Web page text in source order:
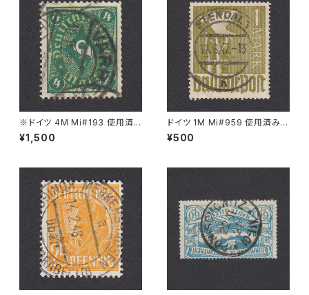
※ドイツ 4M Mi#193 使用済
み切手｜VARREL 30.11.1922
¥1,500
ドイツ 1M Mi#959 使用済み切
手｜STENDAL 11.8.1947
¥500